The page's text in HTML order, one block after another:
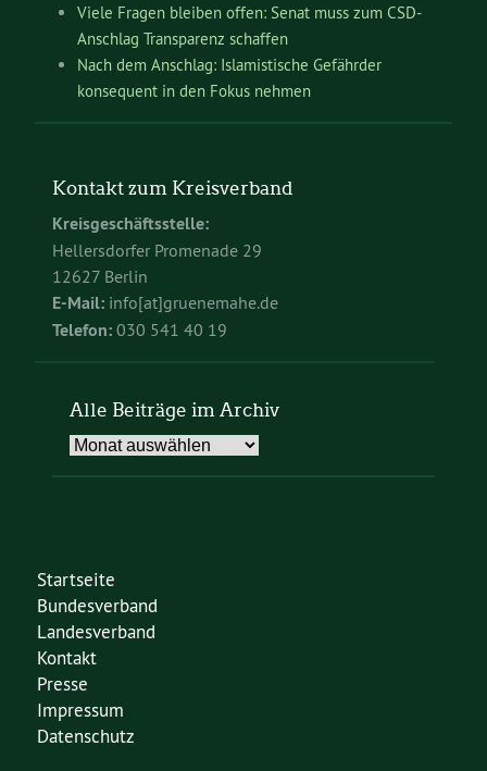
Viele Fragen bleiben offen: Senat muss zum CSD-
Anschlag Transparenz schaffen
Nach dem Anschlag: Islamistische Gefährder
konsequent in den Fokus nehmen
Kontakt zum Kreisverband
Kreisgeschäftsstelle:
Hellersdorfer Promenade 29
12627 Berlin
E-Mail: info[at]gruenemahe.de
Telefon: 030 541 40 19
Alle Beiträge im Archiv
Alle
Startseite
Bundesverband
Landesverband
Kontakt
Presse
Impressum
Datenschutz